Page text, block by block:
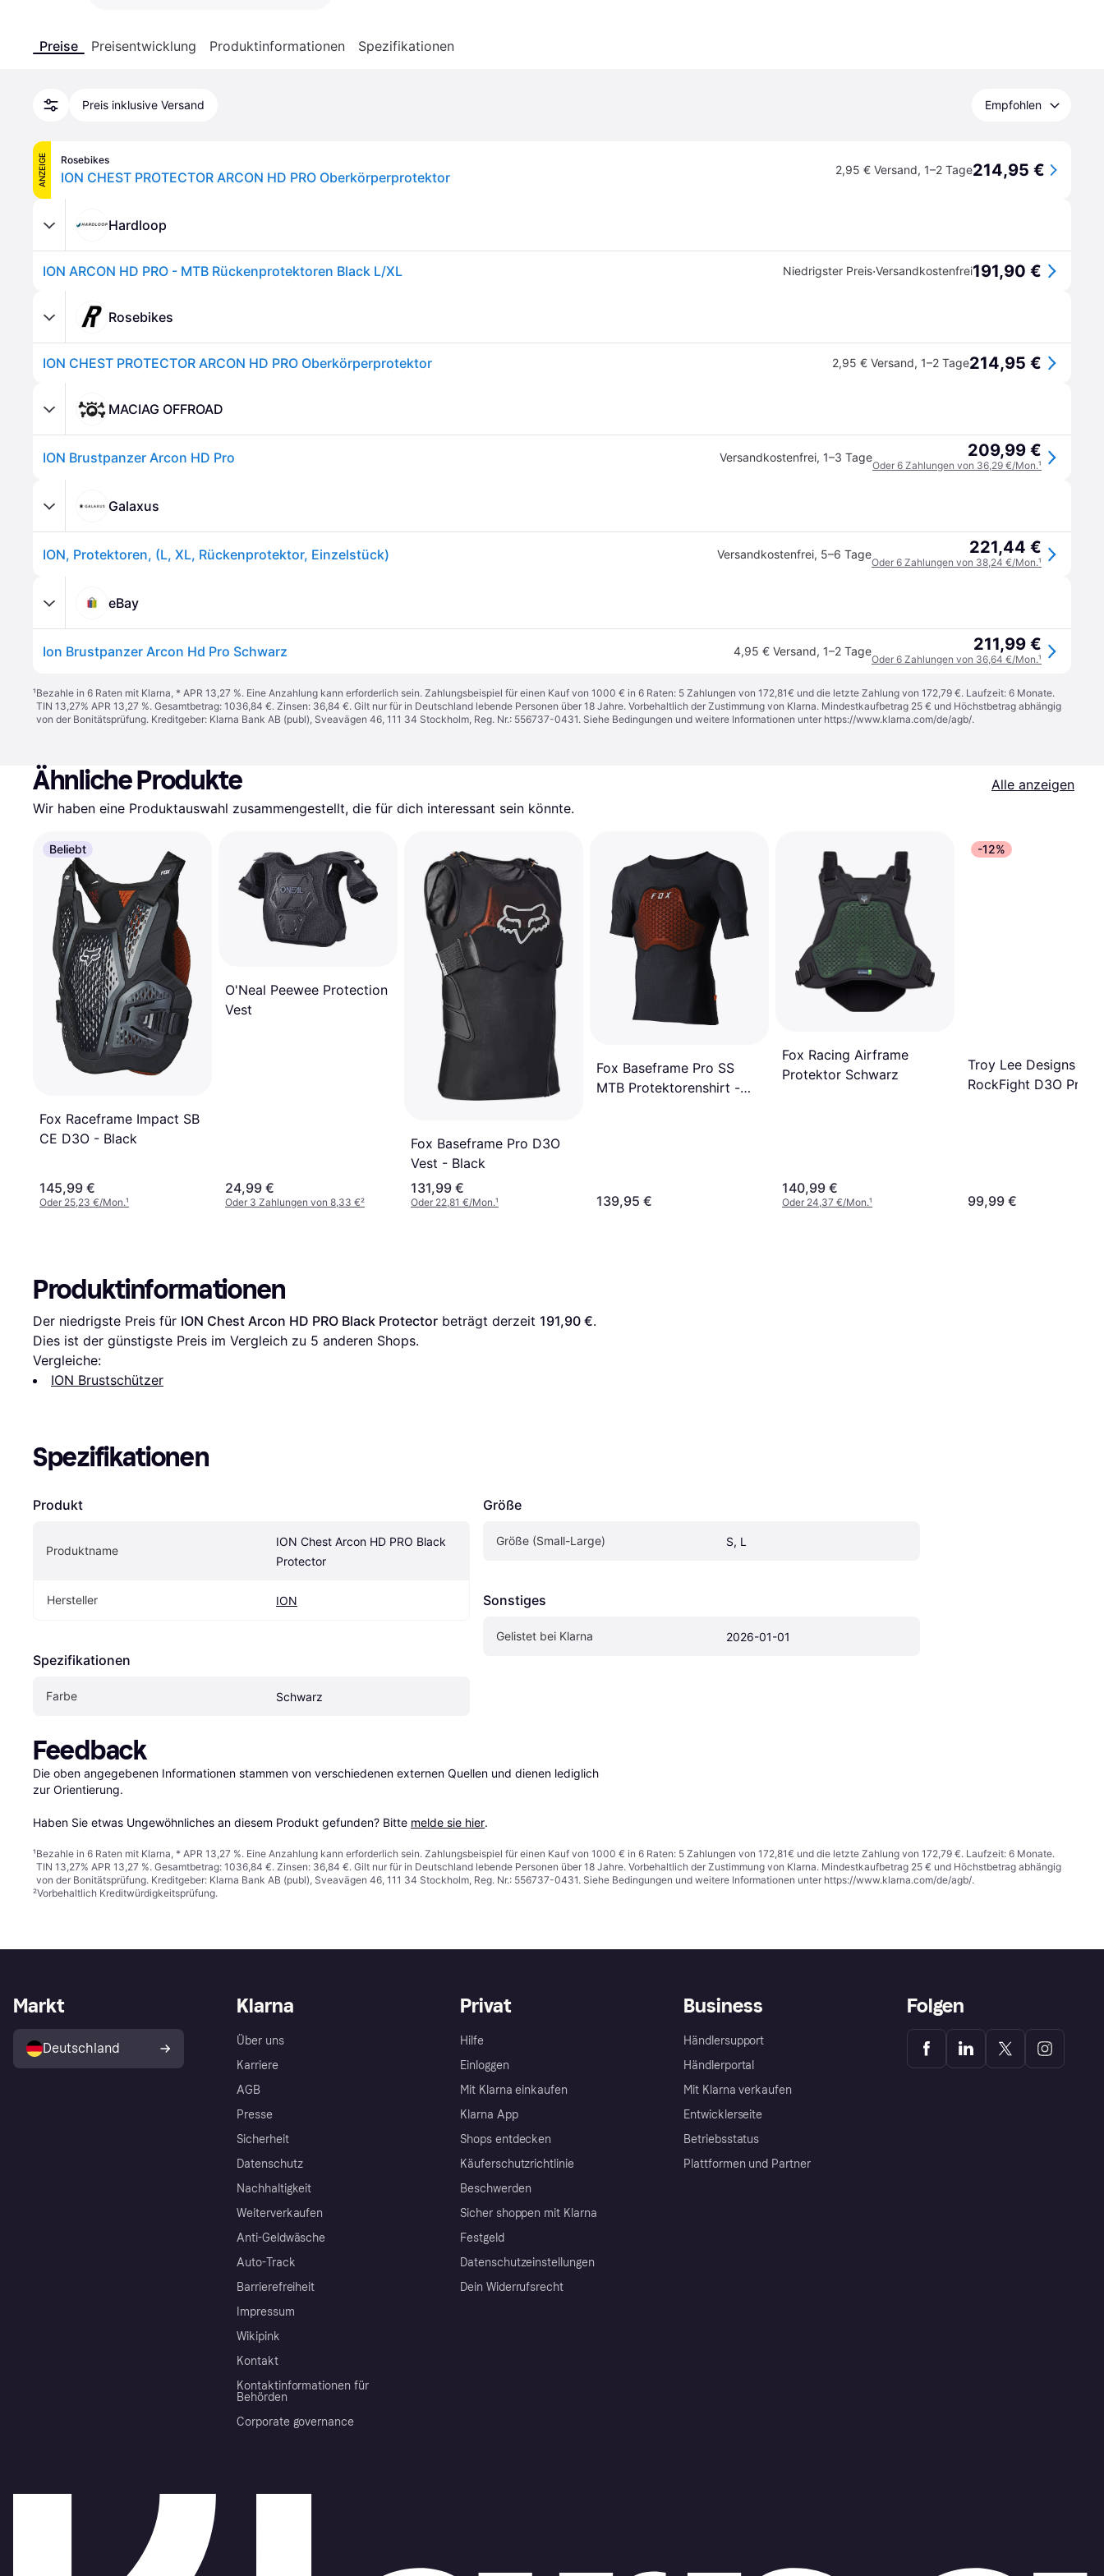
Preise Preisentwicklung Produktinformationen Spezifikationen
Preis inklusive Versand Empfohlen
ANZEIGE Rosebikes
ION CHEST PROTECTOR ARCON HD PRO Oberkörperprotektor 2,95 € Versand, 1–2 Tage214,95 €
Hardloop
ION ARCON HD PRO - MTB Rückenprotektoren Black L/XL Niedrigster Preis·Versandkostenfrei191,90 €
Rosebikes
ION CHEST PROTECTOR ARCON HD PRO Oberkörperprotektor 2,95 € Versand, 1–2 Tage214,95 €
MACIAG OFFROAD
ION Brustpanzer Arcon HD Pro Versandkostenfrei, 1–3 Tage 209,99 €
Oder 6 Zahlungen von 36,29 €/Mon.¹
Galaxus
ION, Protektoren, (L, XL, Rückenprotektor, Einzelstück) Versandkostenfrei, 5–6 Tage 221,44 €
Oder 6 Zahlungen von 38,24 €/Mon.¹
eBay
Ion Brustpanzer Arcon Hd Pro Schwarz 4,95 € Versand, 1–2 Tage 211,99 €
Oder 6 Zahlungen von 36,64 €/Mon.¹
¹Bezahle in 6 Raten mit Klarna, * APR 13,27 %. Eine Anzahlung kann erforderlich sein. Zahlungsbeispiel für einen Kauf von 1000 € in 6 Raten: 5 Zahlungen von 172,81€ und die letzte Zahlung von 172,79 €. Laufzeit: 6 Monate.
TIN 13,27% APR 13,27 %. Gesamtbetrag: 1036,84 €. Zinsen: 36,84 €. Gilt nur für in Deutschland lebende Personen über 18 Jahre. Vorbehaltlich der Zustimmung von Klarna. Mindestkaufbetrag 25 € und Höchstbetrag abhängig
von der Bonitätsprüfung. Kreditgeber: Klarna Bank AB (publ), Sveavägen 46, 111 34 Stockholm, Reg. Nr.: 556737-0431. Siehe Bedingungen und weitere Informationen unter https://www.klarna.com/de/agb/.
Ähnliche Produkte
Alle anzeigen
Wir haben eine Produktauswahl zusammengestellt, die für dich interessant sein könnte.
Beliebt
Fox Raceframe Impact SB
CE D3O - Black
145,99 €
Oder 25,23 €/Mon.¹
O'Neal Peewee Protection
Vest
24,99 €
Oder 3 Zahlungen von 8,33 €²
Fox Baseframe Pro D3O
Vest - Black
131,99 €
Oder 22,81 €/Mon.¹
Fox Baseframe Pro SS
MTB Protektorenshirt -
139,95 €
Fox Racing Airframe
Protektor Schwarz
140,99 €
Oder 24,37 €/Mon.¹
-12%
Troy Lee Designs
RockFight D3O
99,99 €
Produktinformationen
Der niedrigste Preis für ION Chest Arcon HD PRO Black Protector beträgt derzeit 191,90 €.
Dies ist der günstigste Preis im Vergleich zu 5 anderen Shops.
Vergleiche:
ION Brustschützer
Spezifikationen
Produkt
Produktname
ION Chest Arcon HD PRO Black
Protector
Hersteller ION
Spezifikationen
Farbe Schwarz
Größe
Größe (Small-Large) S, L
Sonstiges
Gelistet bei Klarna 2026-01-01
Feedback
Die oben angegebenen Informationen stammen von verschiedenen externen Quellen und dienen lediglich
zur Orientierung.
Haben Sie etwas Ungewöhnliches an diesem Produkt gefunden? Bitte melde sie hier.
¹Bezahle in 6 Raten mit Klarna, * APR 13,27 %. Eine Anzahlung kann erforderlich sein. Zahlungsbeispiel für einen Kauf von 1000 € in 6 Raten: 5 Zahlungen von 172,81€ und die letzte Zahlung von 172,79 €. Laufzeit: 6 Monate.
TIN 13,27% APR 13,27 %. Gesamtbetrag: 1036,84 €. Zinsen: 36,84 €. Gilt nur für in Deutschland lebende Personen über 18 Jahre. Vorbehaltlich der Zustimmung von Klarna. Mindestkaufbetrag 25 € und Höchstbetrag abhängig
von der Bonitätsprüfung. Kreditgeber: Klarna Bank AB (publ), Sveavägen 46, 111 34 Stockholm, Reg. Nr.: 556737-0431. Siehe Bedingungen und weitere Informationen unter https://www.klarna.com/de/agb/.
²Vorbehaltlich Kreditwürdigkeitsprüfung.
Klarna
Über uns
Karriere
AGB
Presse
Sicherheit
Datenschutz
Nachhaltigkeit
Weiterverkaufen
Anti-Geldwäsche
Auto-Track
Barrierefreiheit
Impressum
Wikipink
Kontakt
Kontaktinformationen für
Behörden
Corporate governance
Privat
Hilfe
Einloggen
Mit Klarna einkaufen
Klarna App
Shops entdecken
Käuferschutzrichtlinie
Beschwerden
Sicher shoppen mit Klarna
Festgeld
Datenschutzeinstellungen
Dein Widerrufsrecht
Business
Händlersupport
Händlerportal
Mit Klarna verkaufen
Entwicklerseite
Betriebsstatus
Plattformen und Partner
Markt
Deutschland
Folgen